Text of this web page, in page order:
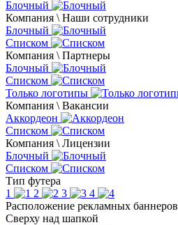
Блочный
Компания \ Наши сотрудники
Блочный
Списком
Компания \ Партнеры
Блочный
Списком
Только логотипы
Компания \ Вакансии
Аккордеон
Списком
Компания \ Лицензии
Блочный
Списком
Тип футера
1
2 3
4
Расположение рекламных баннеров
Сверху над шапкой